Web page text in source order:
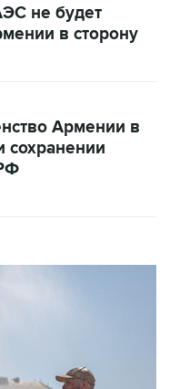
не будет
в сторону
Армении в